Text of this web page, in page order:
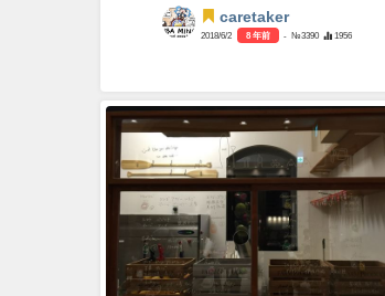
caretaker
2018/6/2 8 年前 - №3390 1956